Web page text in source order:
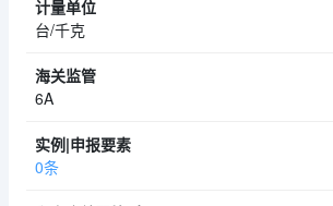
台/千克
6A
0条